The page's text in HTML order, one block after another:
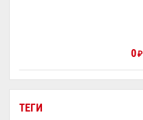
ТЕГИ
0₽